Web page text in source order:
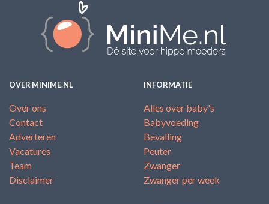
OVER MINIME.NL
Over ons
Contact
Adverteren
Vacatures
Team
Disclaimer
INFORMATIE
Alles over baby's
Babyvoeding
Bevalling
Peuter
Zwanger
Zwanger per week